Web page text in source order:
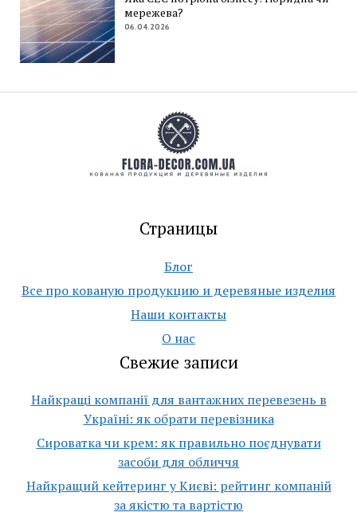
мережева?
06.04.2026
Страницы
Блог
Все про кованую продукцию и деревяные изделия
Наши контакты
О нас
Свежие записи
Найкращі компанії для вантажних перевезень в
Україні: як обрати перевізника
Сироватка чи крем: як правильно поєднувати
засоби для обличчя
Найкращий кейтеринг у Києві: рейтинг компаній
за якістю та вартістю